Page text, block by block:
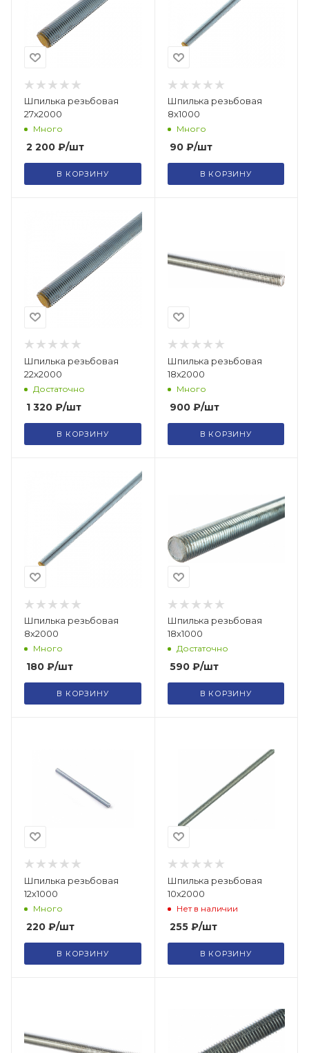
Шпилька резьбовая
27х2000
Много
2 200 ₽/шт
В КОРЗИНУ
Шпилька резьбовая
8х1000
Много
90₽/шт
В КОРЗИНУ
Шпилька резьбовая
22х2000
Достаточно
1 320 ₽/шт
В КОРЗИНУ
Шпилька резьбовая
18х2000
Много
900₽/шт
В КОРЗИНУ
Шпилька резьбовая
8х2000
Много
180 ₽/шт
В КОРЗИНУ
Шпилька резьбовая
18х1000
Достаточно
590₽/шт
В КОРЗИНУ
Шпилька резьбовая
12х1000
Много
220 ₽/шт
В КОРЗИНУ
Шпилька резьбовая
10х2000
Нет в наличии
255₽/шт
В КОРЗИНУ